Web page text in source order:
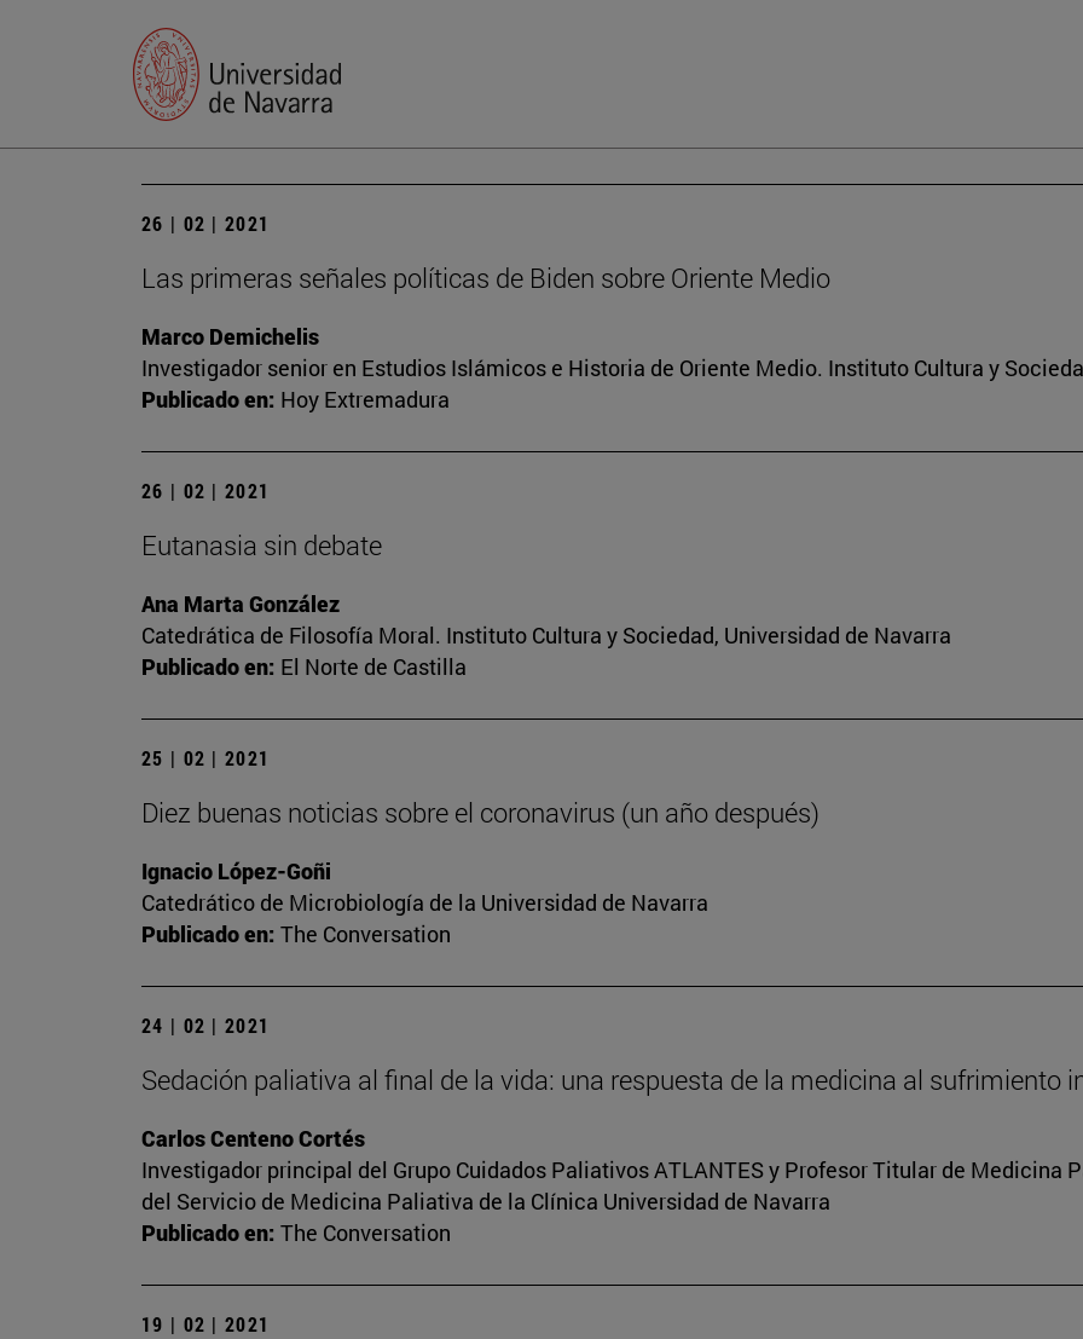
26 | 02 | 2021
Las primeras señales políticas de Biden sobre Oriente Medio
Marco Demichelis
Investigador senior en Estudios Islámicos e Historia de Oriente Medio. Instituto Cultura y
Publicado en: Hoy Extremadura
26 | 02 | 2021
Eutanasia sin debate
Ana Marta González
Catedrática de Filosofía Moral. Instituto Cultura y Sociedad, Universidad de Navarra
Publicado en: El Norte de Castilla
25 | 02 | 2021
Diez buenas noticias sobre el coronavirus (un año después)
Ignacio López-Goñi
Catedrático de Microbiología de la Universidad de Navarra
Publicado en: The Conversation
24 | 02 | 2021
Sedación paliativa al final de la vida: una respuesta de la medicina al sufrimiento
Carlos Centeno Cortés
Investigador principal del Grupo Cuidados Paliativos ATLANTES y Profesor Titular de Medicina
del Servicio de Medicina Paliativa de la Clínica Universidad de Navarra
Publicado en: The Conversation
19 | 02 | 2021